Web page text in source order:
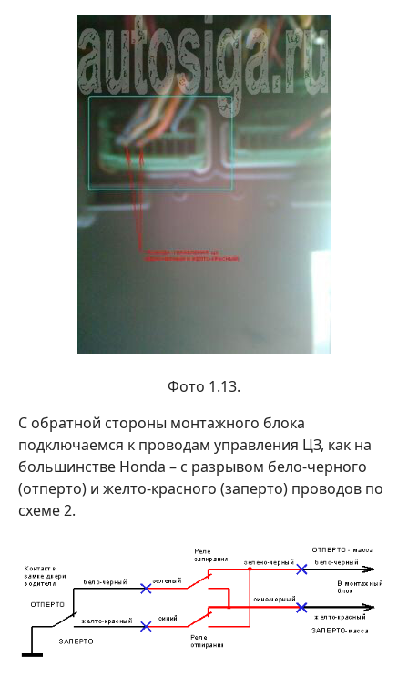
Фото 1.13.
С обратной стороны монтажного блока
подключаемся к проводам управления ЦЗ, как на
большинстве Honda – с разрывом бело-черного
(отперто) и желто-красного (заперто) проводов по
схеме 2.